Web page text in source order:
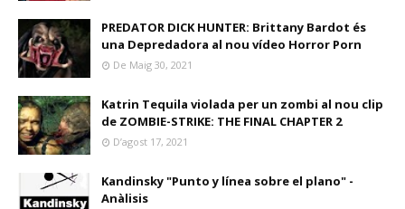
PREDATOR DICK HUNTER: Brittany Bardot és
una Depredadora al nou vídeo Horror Porn
De Maig 30, 2021
Katrin Tequila violada per un zombi al nou clip
de ZOMBIE-STRIKE: THE FINAL CHAPTER 2
D’agost 17, 2021
Kandinsky "Punto y línea sobre el plano" -
Anàlisis